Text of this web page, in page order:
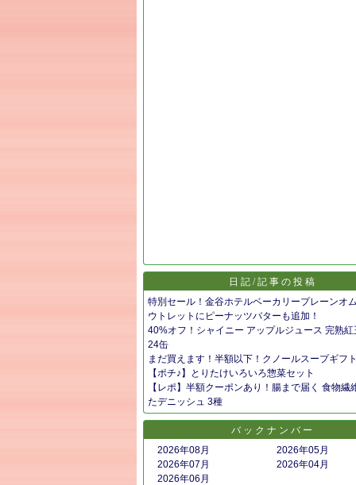
日記/記事の投稿
特別セール！金谷ホテルベーカリープレーンオ
ウトレットにピーナッツバターも追加！
40%オフ！シャイニー アップルジュース 完熟
24缶
まだ買えます！半額以下！クノールスープギフ
【ポチ♪】とりたけいろいろ惣菜セット
【レポ】半額クーポンあり！腸まで届く 食物繊
たデニッシュ 3種
バックナンバー
2026年08月
2026年07月
2026年06月
2026年05月
2026年04月